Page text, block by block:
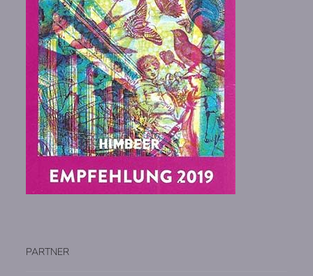
PARTNER